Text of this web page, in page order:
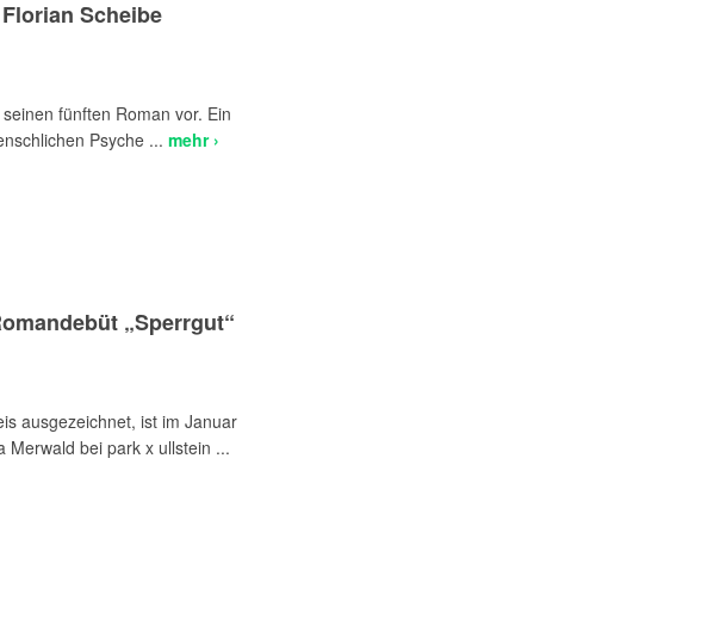
Scheibe
fünften Roman vor. Ein
Psyche ... mehr ›
„Sperrgut“
ausgezeichnet, ist im Januar
Merwald bei park x ullstein ...